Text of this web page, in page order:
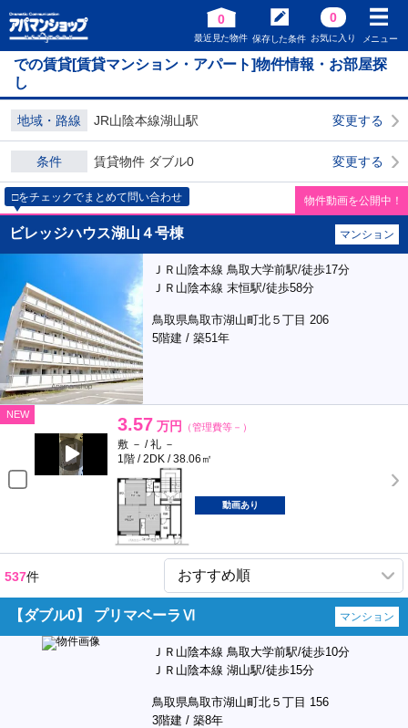
0
最近見た物件 保存した条件
0
お気に入り メニュー
での賃貸[賃貸マンション・アパート]物件情報・お部屋探
し
地域・路線 JR山陰本線湖山駅 変更する
条件 賃貸物件 ダブル0 変更する
□をチェックでまとめて問い合わせ 物件動画を公開中！
ビレッジハウス湖山４号棟 マンション
ＪＲ山陰本線 鳥取大学前駅/徒歩17分
ＪＲ山陰本線 末恒駅/徒歩58分
鳥取県鳥取市湖山町北５丁目 206
5階建 / 築51年
NEW 3.57 万円 （管理費等－）
敷 － / 礼 －
1階 / 2DK / 38.06㎡
動画あり
537件
【ダブル0】 プリマベーラⅥ マンション
ＪＲ山陰本線 鳥取大学前駅/徒歩10分
ＪＲ山陰本線 湖山駅/徒歩15分
鳥取県鳥取市湖山町北５丁目 156
3階建 / 築8年